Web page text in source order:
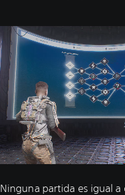
Ninguna partida es igual a